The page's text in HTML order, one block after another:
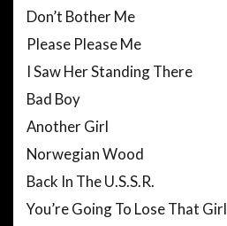
Don’t Bother Me
Please Please Me
I Saw Her Standing There
Bad Boy
Another Girl
Norwegian Wood
Back In The U.S.S.R.
You’re Going To Lose That Girl